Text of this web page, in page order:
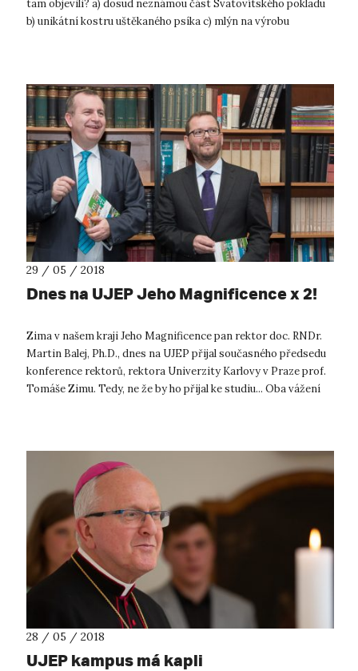
tam objevili? a) dosud neznámou část Svatovítského pokladu
b) unikátní kostru uštěkaného psíka c) mlýn na výrobu
29 / 05 / 2018
Dnes na UJEP Jeho Magnificence x 2!
Zima v našem kraji Jeho Magnificence pan rektor doc. RNDr.
Martin Balej, Ph.D., dnes na UJEP přijal současného předsedu
konference rektorů, rektora Univerzity Karlovy v Praze prof.
Tomáše Zimu. Tedy, ne že by ho přijal ke studiu... Oba vážení
28 / 05 / 2018
UJEP kampus má kapli